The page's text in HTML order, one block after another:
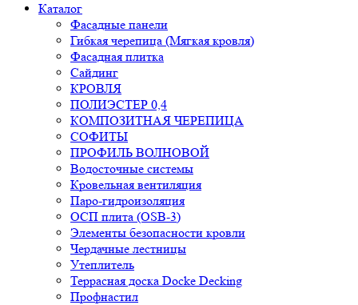
Каталог
Фасадные панели
Гибкая черепица (Мягкая кровля)
Фасадная плитка
Сайдинг
КРОВЛЯ
ПОЛИЭСТЕР 0,4
КОМПОЗИТНАЯ ЧЕРЕПИЦА
СОФИТЫ
ПРОФИЛЬ ВОЛНОВОЙ
Водосточные системы
Кровельная вентиляция
Паро-гидроизоляция
ОСП плита (OSB-3)
Элементы безопасности кровли
Чердачные лестницы
Утеплитель
Террасная доска Docke Decking
Профнастил